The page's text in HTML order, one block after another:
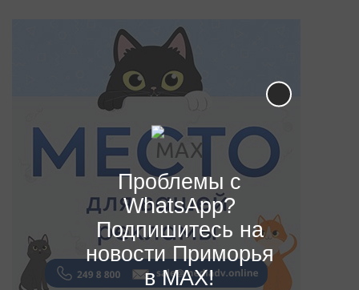
Проблемы с
WhatsApp?
Подпишитесь на
новости Приморья
в MAX!